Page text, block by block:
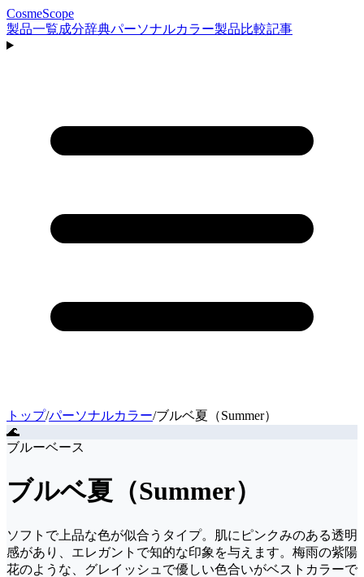
CosmeScope
製品一覧成分辞典パーソナルカラー製品比較記事
トップ/パーソナルカラー/ブルベ夏（Summer）
🌊
ブルーベース
ブルベ夏（Summer）
ソフトで上品な色が似合うタイプ。肌にピンクみのある透明
感があり、エレガントで知的な印象を与えます。梅雨の紫陽
花のような、グレイッシュで優しい色合いがベストカラーで